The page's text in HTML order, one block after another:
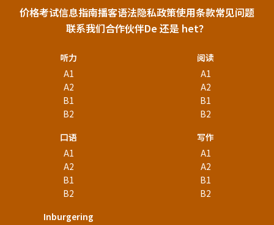
价格考试信息指南播客语法隐私政策使用条款常见问题
联系我们合作伙伴De 还是 het？
听力
A1
A2
B1
B2
阅读
A1
A2
B1
B2
口语
A1
A2
B1
B2
写作
A1
A2
B1
B2
Inburgering